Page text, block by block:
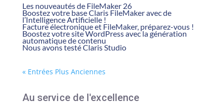
Les nouveautés de FileMaker 26
Boostez votre base Claris FileMaker avec de
l’Intelligence Artificielle !
Facture électronique et FileMaker, préparez-vous !
Boostez votre site WordPress avec la génération
automatique de contenu
Nous avons testé Claris Studio
« Entrées Plus Anciennes
Au service de l'excellence